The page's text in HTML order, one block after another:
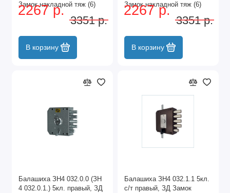
Замок накладной тяж (6)
2267 р.
3351 р.
В корзину
Замок накладной тяж (6)
2267 р.
3351 р.
В корзину
Балашиха ЗН4 032.0.0 (ЗН
4 032.0.1.) 5кл. правый, ЗД
Балашиха ЗН4 032.1.1 5кл.
с/т правый, ЗД Замок